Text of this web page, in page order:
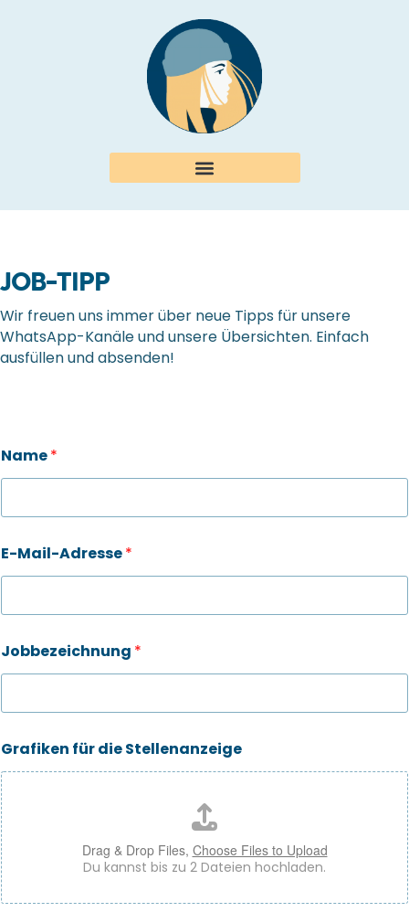
JOB-TIPP
Wir freuen uns immer über neue Tipps für unsere
WhatsApp-Kanäle und unsere Übersichten. Einfach
ausfüllen und absenden!
Name*
E-Mail-Adresse*
Jobbezeichnung *
Grafiken für die Stellenanzeige
Drag & Drop Files, Choose Files to Upload
Du kannst bis zu 2 Dateien hochladen.